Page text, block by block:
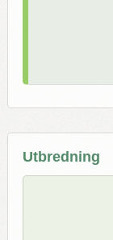
Utbredning